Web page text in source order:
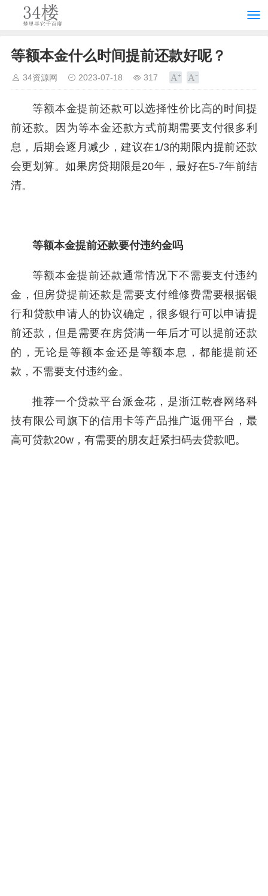
等额本金什么时间提前还款好呢？
34资源网 2023-07-18 317
等额本金提前还款可以选择性价比高的时间提
前还款。因为等本金还款方式前期需要支付很多利
息，后期会逐月减少，建议在1/3的期限内提前还款
会更划算。如果房贷期限是20年，最好在5-7年前结
清。
等额本金提前还款要付违约金吗
等额本金提前还款通常情况下不需要支付违约
金，但房贷提前还款是需要支付维修费需要根据银
行和贷款申请人的协议确定，很多银行可以申请提
前还款，但是需要在房贷满一年后才可以提前还款
的，无论是等额本金还是等额本息，都能提前还
款，不需要支付违约金。
推荐一个贷款平台派金花，是浙江乾睿网络科
技有限公司旗下的信用卡等产品推广返佣平台，最
高可贷款20w，有需要的朋友赶紧扫码去贷款吧。